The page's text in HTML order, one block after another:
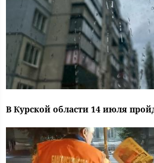
В Курской области 14 июля